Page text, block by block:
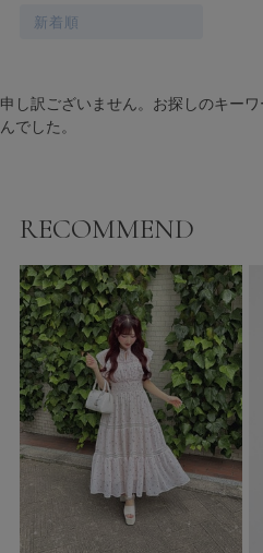
新着順
商品一覧
申し訳ございません。お探しのキー
んでした。
RECOMMEND